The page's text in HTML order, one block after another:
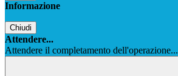
Informazione
Chiudi
Attendere...
Attendere il completamento dell'operazione...